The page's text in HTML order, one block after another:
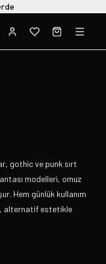
gothic ve punk sırt
modelleri, omuz
Hem günlük kullanım
alternatif estetikle